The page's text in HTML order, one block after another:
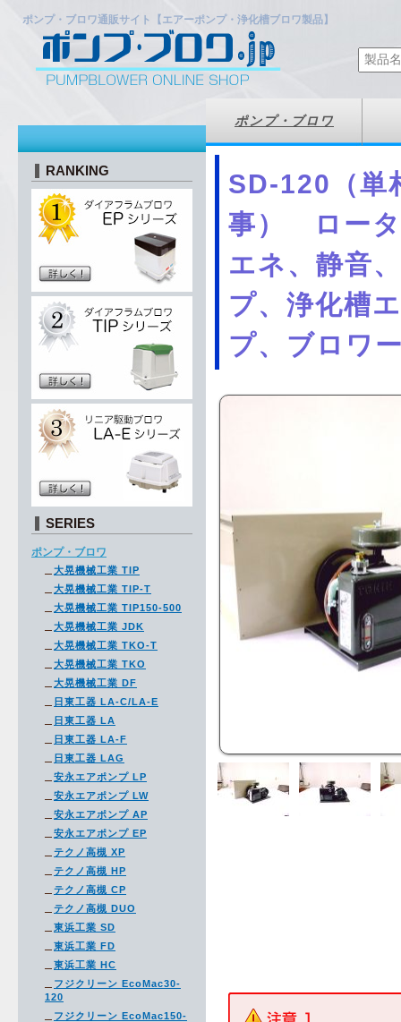
ポンプ・ブロワ通販サイト【エアーポンプ・浄化槽ブロワ製品】
ポンプ・ブロワ
SD-120（
事） ロータ
エネ、静音
プ、浄化槽
プ、ブロワ
RANKING
SERIES
ポンプ・ブロワ
大晃機械工業 TIP
大晃機械工業 TIP-T
大晃機械工業 TIP150-500
大晃機械工業 JDK
大晃機械工業 TKO-T
大晃機械工業 TKO
大晃機械工業 DF
日東工器 LA-C/LA-E
日東工器 LA
日東工器 LA-F
日東工器 LAG
安永エアポンプ LP
安永エアポンプ LW
安永エアポンプ AP
安永エアポンプ EP
テクノ高槻 XP
テクノ高槻 HP
テクノ高槻 CP
テクノ高槻 DUO
東浜工業 SD
東浜工業 FD
東浜工業 HC
フジクリーン EcoMac30-
120
フジクリーン EcoMac150-